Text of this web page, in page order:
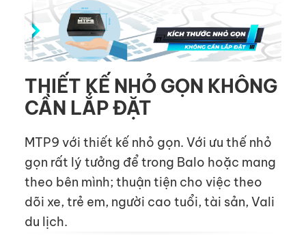
THIẾT KẾ NHỎ GỌN KHÔNG
CẦN LẮP ĐẶT
MTP9 với thiết kế nhỏ gọn. Với ưu thế nhỏ
gọn rất lý tưởng để trong Balo hoặc mang
theo bên mình; thuận tiện cho việc theo
dõi xe, trẻ em, người cao tuổi, tài sản, Vali
du lịch.